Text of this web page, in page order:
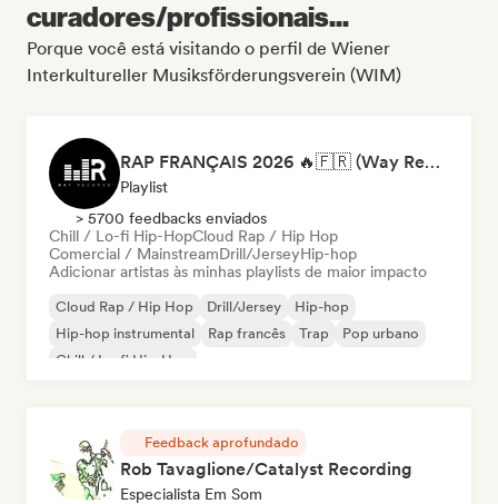
curadores/profissionais...
Porque você está visitando o perfil de Wiener
Interkultureller Musiksförderungsverein (WIM)
RAP FRANÇAIS 2026 🔥🇫🇷 (Way Records)
Playlist
> 5700 feedbacks enviados
Chill / Lo-fi Hip-HopCloud Rap / Hip Hop
Comercial / MainstreamDrill/JerseyHip-hop
Adicionar artistas às minhas playlists de maior impacto
Cloud Rap / Hip Hop Drill/Jersey
Hip-hop
Hip-hop instrumental
Rap francês Trap
Pop urbano
Chill / Lo-fi Hip-Hop
Feedback aprofundado
Rob Tavaglione/Catalyst Recording
Especialista Em Som